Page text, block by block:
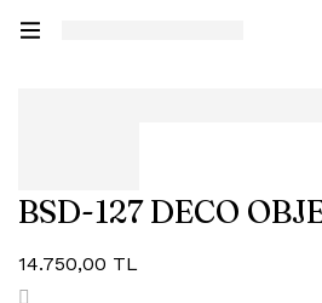
BSD-127 DECO
14.750,00 TL